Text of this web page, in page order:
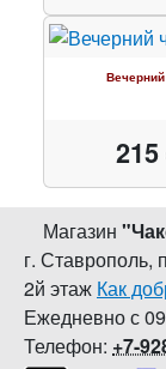
215
Магазин "
г. Ставрополь,
2й этаж Как
Ежедневно с
Телефон: +7-